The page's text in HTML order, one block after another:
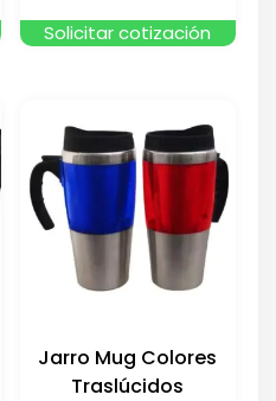
Solicitar cotización
Jarro Mug Colores
Traslúcidos